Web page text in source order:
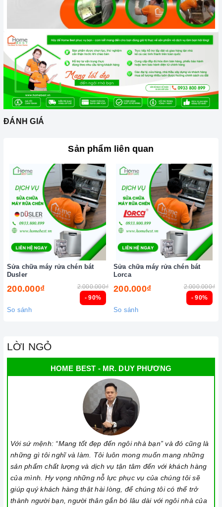
- Giá cả tiết kiệm, minh bạch, rõ ràng,
không thêm phí.
Miễn phí kiểm tralỗi sản phẩm.
- Dịch vụ khách hàngchu đáo, tận tình– bảo hành bảo
trì theođúng quy địnhcủa hãng.
-Hoàn tiền 100%nếu chất lượng không đúng như cam
kết.
- Giao hàngtận nhà,không phát sinh phívận chuyển.
- Không thay đổi bất kỳ linh kiện nếu không có sự đồng ý
Hãy để HomeBest giúp gia đình quý khách có một
trải nghiệm tốt nhất ngay hôm nay nhé!
ĐÁNH GIÁ
Sản phẩm liên quan
- 90%
Sửa chữa máy rửa chén bát
Dusler
200.000₫ 2.000.000₫
So sánh
- 90%
Sửa chữa máy rửa chén bát
Lorca
200.000₫ 2.000.000₫
So sánh
LỜI NGỎ
HOME BEST - MR. DUY PHƯƠNG
Với sứ mệnh: “Mang tốt đẹp đến ngôi nhà bạn” và đó cũng là
những gì tôi nghĩ và làm. Tôi luôn mong muốn mang những
sản phẩm chất lượng và dịch vụ tận tâm đến với khách hàng
của mình. Hy vọng những nỗ lực phục vụ của chúng tôi sẽ
giúp quý khách hàng thật hài lòng, để chúng tôi có thể trở
thành người bạn, người thân gắn bó lâu dài với ngôi nhà của